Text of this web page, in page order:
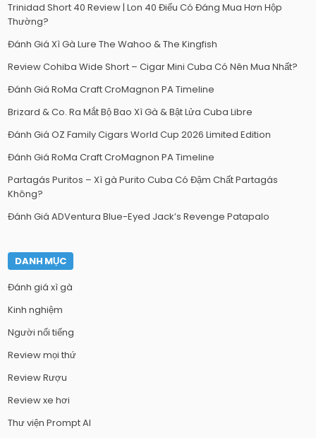
Trinidad Short 40 Review | Lon 40 Điếu Có Đáng Mua Hơn Hộp
Thường?
Đánh Giá Xì Gà Lure The Wahoo & The Kingfish
Review Cohiba Wide Short – Cigar Mini Cuba Có Nên Mua Nhất?
Đánh Giá RoMa Craft CroMagnon PA Timeline
Brizard & Co. Ra Mắt Bộ Bao Xì Gà & Bật Lửa Cuba Libre
Đánh Giá OZ Family Cigars World Cup 2026 Limited Edition
Đánh Giá RoMa Craft CroMagnon PA Timeline
Partagás Puritos – Xì gà Purito Cuba Có Đậm Chất Partagás
Không?
Đánh Giá ADVentura Blue-Eyed Jack’s Revenge Patapalo
DANH MỤC
Đánh giá xì gà
Kinh nghiệm
Người nổi tiếng
Review mọi thứ
Review Rượu
Review xe hơi
Thư viện Prompt AI